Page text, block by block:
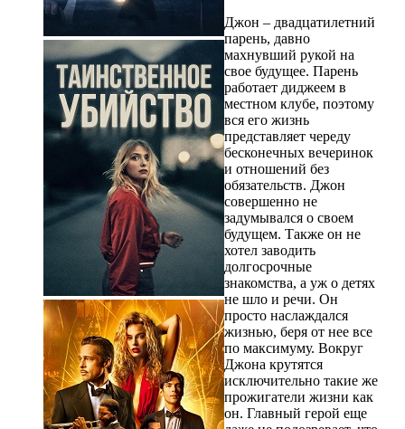
Джон – двадцатилетний
парень, давно
махнувший рукой на
свое будущее. Парень
работает диджеем в
местном клубе, поэтому
вся его жизнь
представляет череду
бесконечных вечеринок
и отношений без
обязательств. Джон
совершенно не
задумывался о своем
будущем. Также он не
хотел заводить
долгосрочные
знакомства, а уж о детях
не шло и речи. Он
просто наслаждался
жизнью, беря от нее все
по максимуму. Вокруг
Джона крутятся
исключительно такие же
прожигатели жизни как
он. Главный герой еще